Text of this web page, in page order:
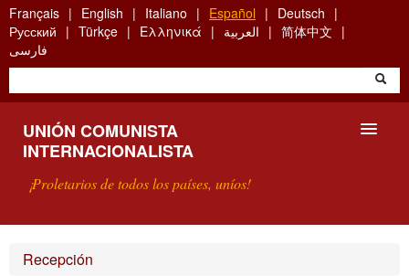
Skip
to
main
content
Français English Italiano Español
Deutsch
Русский
Türkçe Ελληνικά العربية
简体中文
فارسی
UNIÓN COMUNISTA
INTERNACIONALISTA
¡Proletarios de todos los países, uníos!
Recepción